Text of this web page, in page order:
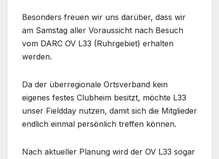
Besonders freuen wir uns darüber, dass wir
am Samstag aller Voraussicht nach Besuch
vom DARC OV L33 (Ruhrgebiet) erhalten
werden.
Da der überregionale Ortsverband kein
eigenes festes Clubheim besitzt, möchte L33
unser Fieldday nutzen, damit sich die Mitglieder
endlich einmal persönlich treffen können.
Nach aktueller Planung wird der OV L33 sogar